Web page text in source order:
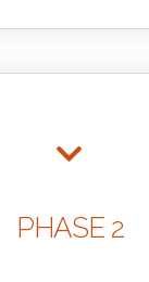
PHASE 2